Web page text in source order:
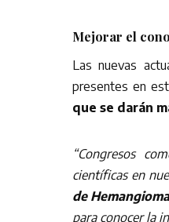
Mejorar el
Las nuevas
presentes en
que se darán
“Congresos
científicas en
de
para conocer la